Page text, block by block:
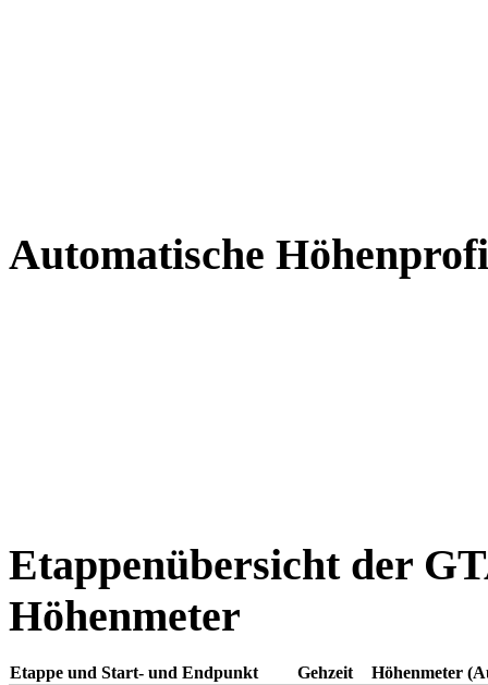
Automatische
Etappenübersicht der
Höhenmeter
Etappe und Start- und Endpunkt Gehzeit
Höhenmeter